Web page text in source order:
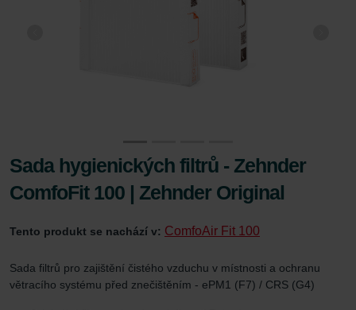
Sada hygienických filtrů - Zehnder
ComfoFit 100 | Zehnder Original
Tento produkt se nachází v: ComfoAir Fit 100
Sada filtrů pro zajištění čistého vzduchu v místnosti a ochranu
větracího systému před znečištěním - ePM1 (F7) / CRS (G4)